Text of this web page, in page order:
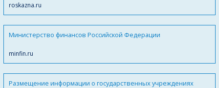
roskazna.ru
Министерство финансов Российской Федерации
minfin.ru
Размещение информации о государственных учреждениях